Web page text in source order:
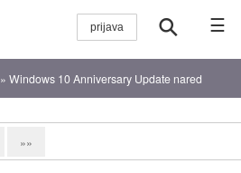
☰
»Windows 10 Anniversary Update nared
»»